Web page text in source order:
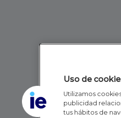
Uso de
Utilizamos
publicidad
tus hábitos de